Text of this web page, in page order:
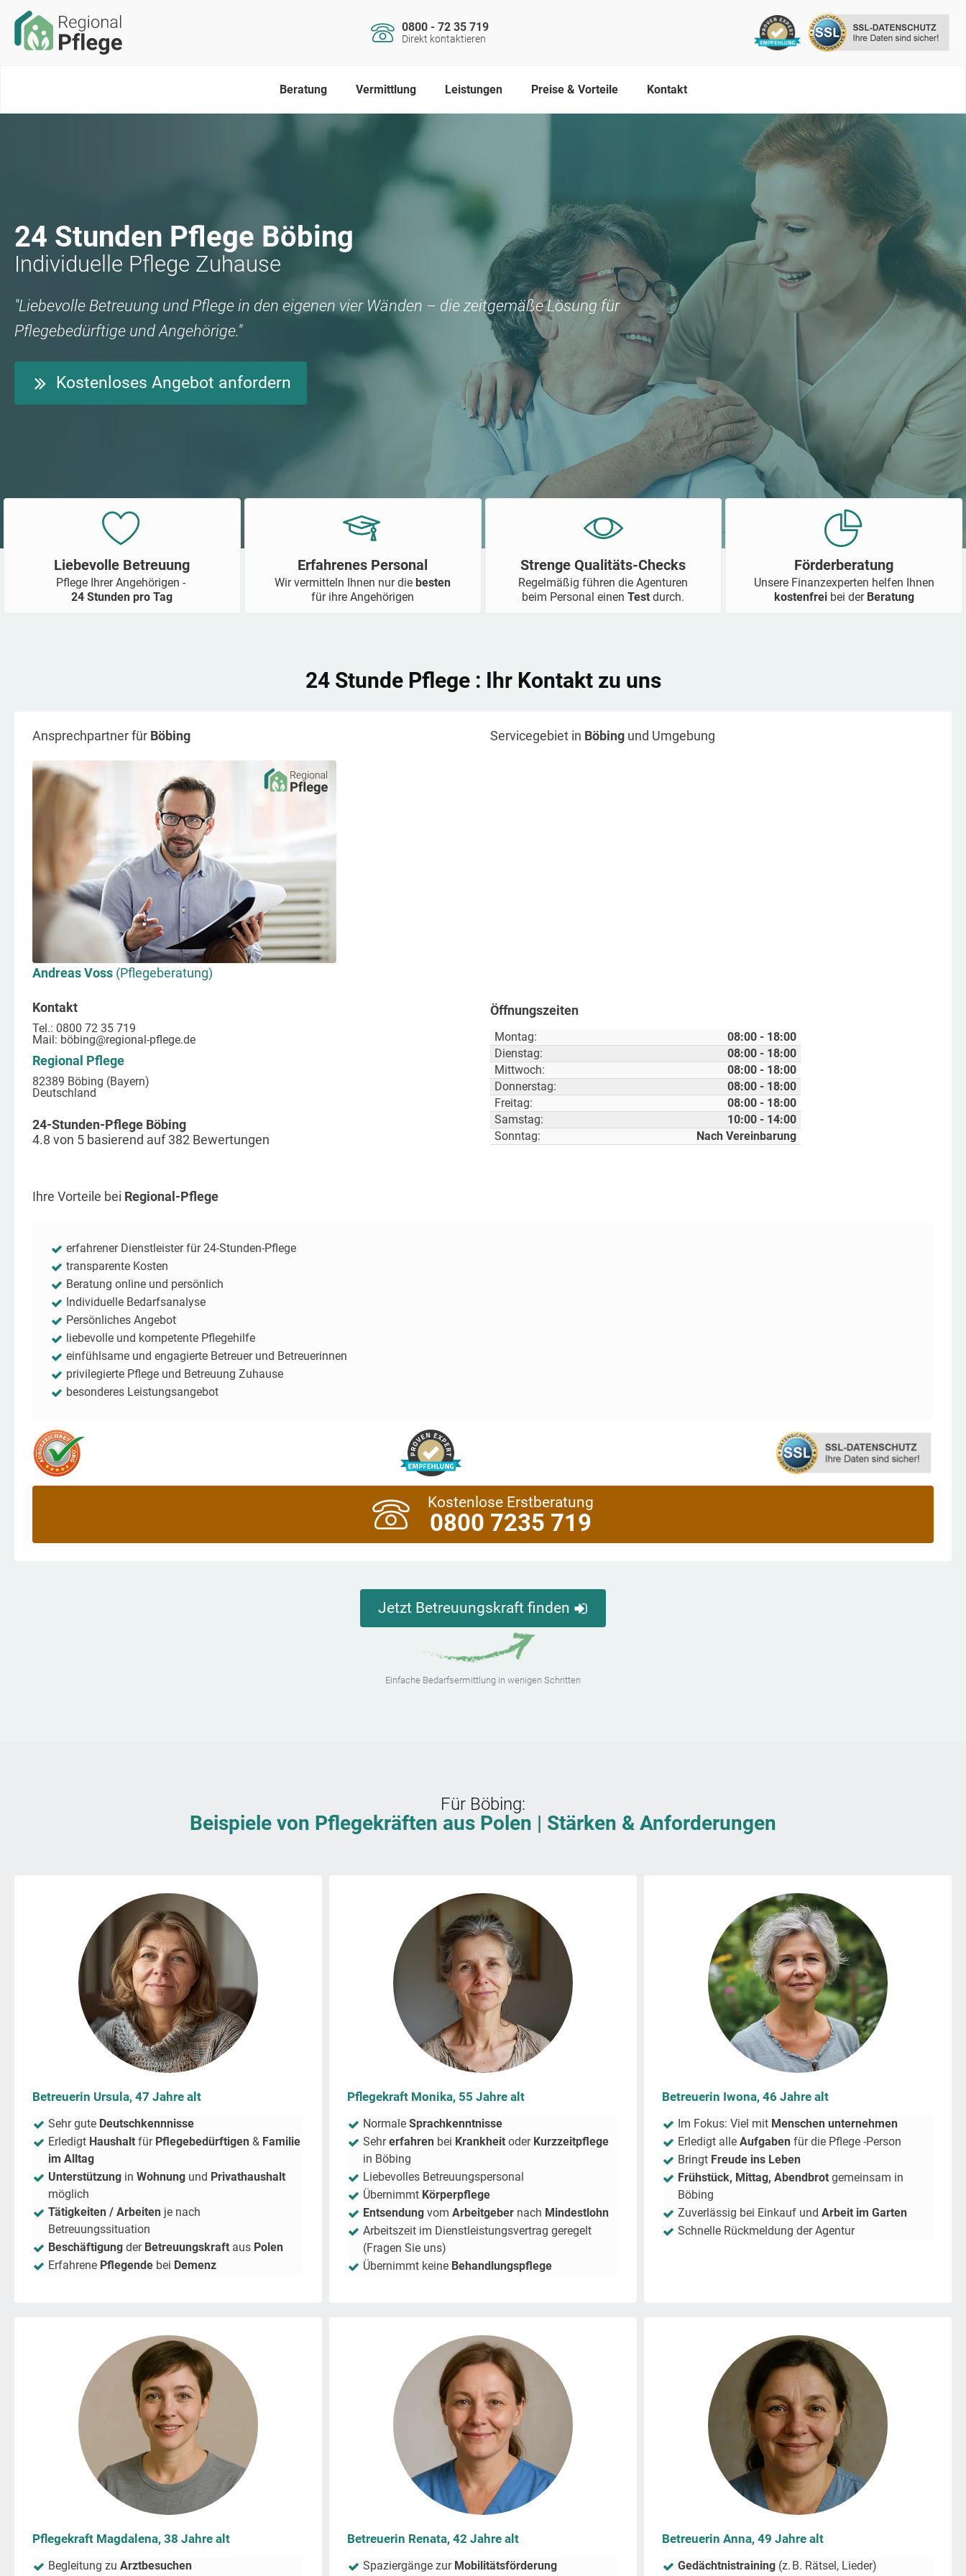
0800 - 72 35 719
Direkt kontaktieren
Beratung Vermittlung Leistungen Preise & Vorteile Kontakt
24 Stunden Pflege Böbing
Individuelle Pflege Zuhause
"Liebevolle Betreuung und Pflege in den eigenen vier Wänden – die zeitgemäße Lösung für
Pflegebedürftige und Angehörige."
Kostenloses Angebot anfordern
Liebevolle Betreuung
Pflege Ihrer Angehörigen -
24 Stunden pro Tag
Erfahrenes Personal
Wir vermitteln Ihnen nur diebesten
für ihre Angehörigen
Strenge Qualitäts-Checks
Regelmäßig führen die Agenturen
beim Personal einenTestdurch.
Förderberatung
Unsere Finanzexperten helfen Ihnen
kostenfrei bei der Beratung
24 Stunde Pflege : Ihr Kontakt zu uns
Ansprechpartner für Böbing
Andreas Voss (Pflegeberatung)
Kontakt
Tel.: 0800 72 35 719
Mail: böbing@regional-pflege.de
Regional Pflege
82389 Böbing (Bayern)
Deutschland
24-Stunden-Pflege Böbing
4.8 von 5 basierend auf382 Bewertungen
Servicegebiet in Böbing und Umgebung
Öffnungszeiten
Montag:
08:00 - 18:00
Dienstag:
08:00 - 18:00
Mittwoch:
08:00 - 18:00
Donnerstag:
08:00 - 18:00
Freitag:
08:00 - 18:00
Samstag:
10:00 - 14:00
Sonntag:
Nach Vereinbarung
Ihre Vorteile bei Regional-Pflege
erfahrener Dienstleister für 24-Stunden-Pflege
transparente Kosten
Beratung online und persönlich
Individuelle Bedarfsanalyse
Persönliches Angebot
liebevolle und kompetente Pflegehilfe
einfühlsame und engagierte Betreuer und Betreuerinnen
privilegierte Pflege und Betreuung Zuhause
besonderes Leistungsangebot
Kostenlose Erstberatung
0800 7235 719
Jetzt Betreuungskraft finden
Einfache Bedarfsermittlung in wenigen Schritten
Für Böbing:
Beispiele von Pflegekräften aus Polen | Stärken & Anforderungen
Betreuerin Ursula, 47 Jahre alt
Sehr gute Deutschkennnisse
Erledigt Haushalt für Pflegebedürftigen & Familie
im Alltag
Unterstützung in Wohnung und Privathaushalt
möglich
Tätigkeiten / Arbeiten je nach
Betreuungssituation
Beschäftigung der Betreuungskraft aus Polen
Erfahrene Pflegende bei Demenz
Pflegekraft Monika, 55 Jahre alt
Normale Sprachkenntnisse
Sehrerfahren bei Krankheit oder Kurzzeitpflege
in Böbing
Liebevolles Betreuungspersonal
Übernimmt Körperpflege
Entsendung vom Arbeitgeber nach Mindestlohn
Arbeitszeit im Dienstleistungsvertrag geregelt
(Fragen Sie uns)
Übernimmt keine Behandlungspflege
Betreuerin Iwona, 46 Jahre alt
Im Fokus: Viel mit Menschen unternehmen
Erledigt alle Aufgaben für die Pflege -Person
Bringt Freude ins Leben
Frühstück, Mittag, Abendbrot gemeinsam in
Böbing
Zuverlässig bei Einkauf und Arbeit im Garten
Schnelle Rückmeldung der Agentur
Pflegekraft Magdalena, 38 Jahre alt
Begleitung zu Arztbesuchen
Betreuerin Renata, 42 Jahre alt
Spaziergänge zur Mobilitätsförderung
Betreuerin Anna, 49 Jahre alt
Gedächtnistraining (z. B. Rätsel, Lieder)